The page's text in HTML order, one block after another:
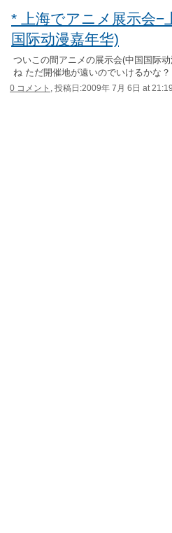
* 上海でアニメ展示会−
国际动漫嘉年华)
ついこの間アニメの展示会(中国国际
ね ただ開催地が遠いのでいけるかな
0 コメント, 投稿日:2009年 7月 6日 at 21:19